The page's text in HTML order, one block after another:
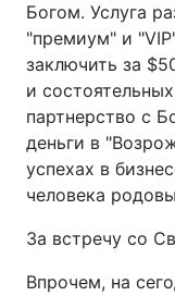
Богом. Услуга
"премиум" и
заключить за
и
партнерство с
деньги в
успехах в
человека
За встречу со
Впрочем, на